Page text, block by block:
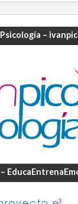
–